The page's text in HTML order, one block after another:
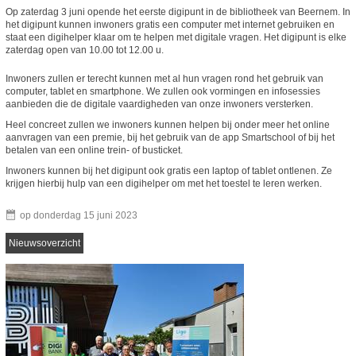
Op zaterdag 3 juni opende het eerste digipunt in de bibliotheek van Beernem. In
het digipunt kunnen inwoners gratis een computer met internet gebruiken en
staat een digihelper klaar om te helpen met digitale vragen. Het digipunt is elke
zaterdag open van 10.00 tot 12.00 u.
Inwoners zullen er terecht kunnen met al hun vragen rond het gebruik van
computer, tablet en smartphone. We zullen ook vormingen en infosessies
aanbieden die de digitale vaardigheden van onze inwoners versterken.
Heel concreet zullen we inwoners kunnen helpen bij onder meer het online
aanvragen van een premie, bij het gebruik van de app Smartschool of bij het
betalen van een online trein- of busticket.
Inwoners kunnen bij het digipunt ook gratis een laptop of tablet ontlenen. Ze
krijgen hierbij hulp van een digihelper om met het toestel te leren werken.
op donderdag 15 juni 2023
Nieuwsoverzicht